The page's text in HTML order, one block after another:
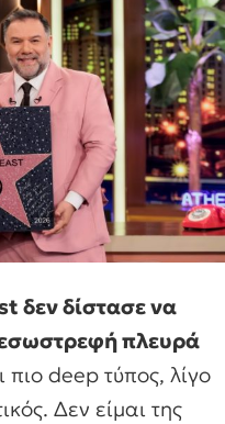
δεν δίστασε να
πλευρά
πιο deep τύπος, λίγο
Δεν είμαι της